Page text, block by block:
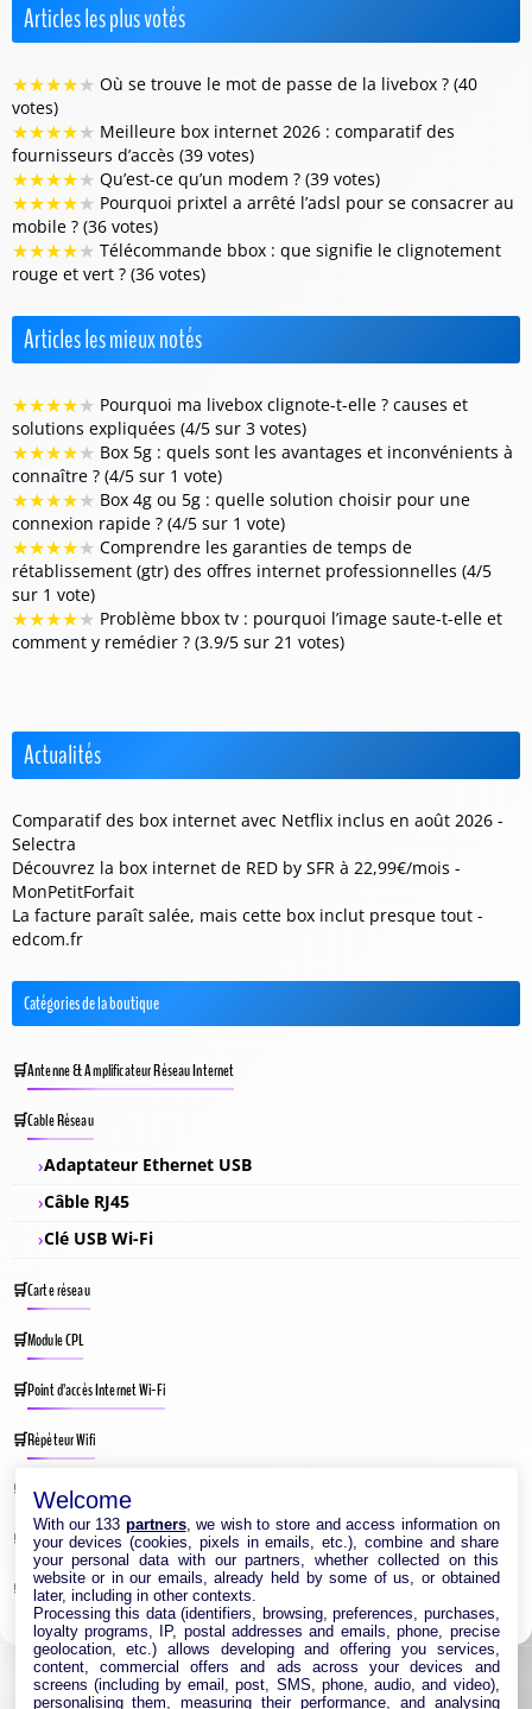
Articles les plus votés
★★★★★ Où se trouve le mot de passe de la livebox ? (40
votes)
★★★★★ Meilleure box internet 2026 : comparatif des
fournisseurs d’accès (39 votes)
★★★★★ Qu’est-ce qu’un modem ? (39 votes)
★★★★★ Pourquoi prixtel a arrêté l’adsl pour se consacrer au
mobile ? (36 votes)
★★★★★ Télécommande bbox : que signifie le clignotement
rouge et vert ? (36 votes)
Articles les mieux notés
★★★★★ Pourquoi ma livebox clignote-t-elle ? causes et
solutions expliquées (4/5 sur 3 votes)
★★★★★ Box 5g : quels sont les avantages et inconvénients à
connaître ? (4/5 sur 1 vote)
★★★★★ Box 4g ou 5g : quelle solution choisir pour une
connexion rapide ? (4/5 sur 1 vote)
★★★★★ Comprendre les garanties de temps de
rétablissement (gtr) des offres internet professionnelles (4/5
sur 1 vote)
★★★★★ Problème bbox tv : pourquoi l’image saute-t-elle et
comment y remédier ? (3.9/5 sur 21 votes)
Actualités
Comparatif des box internet avec Netflix inclus en août 2026 -
Selectra
Découvrez la box internet de RED by SFR à 22,99€/mois -
MonPetitForfait
La facture paraît salée, mais cette box inclut presque tout -
edcom.fr
Catégories de la boutique
Antenne & Amplificateur Réseau Internet
Cable Réseau
Adaptateur Ethernet USB
Câble RJ45
Clé USB Wi-Fi
Carte réseau
Module CPL
Point d’accès Internet Wi-Fi
Répéteur Wifi
Routeur Internet
Switches & Hubs Réseau
Système WIFI Mesh
Welcome
With our 133 partners, we wish to store and access information on
your devices (cookies, pixels in emails, etc.), combine and share
your personal data with our partners, whether collected on this
website or in our emails, already held by some of us, or obtained
later, including in other contexts.
Processing this data (identifiers, browsing, preferences, purchases,
loyalty programs, IP, postal addresses and emails, phone, precise
geolocation, etc.) allows developing and offering you services,
content, commercial offers and ads across your devices and
screens (including by email, post, SMS, phone, audio, and video),
personalising them, measuring their performance, and analysing